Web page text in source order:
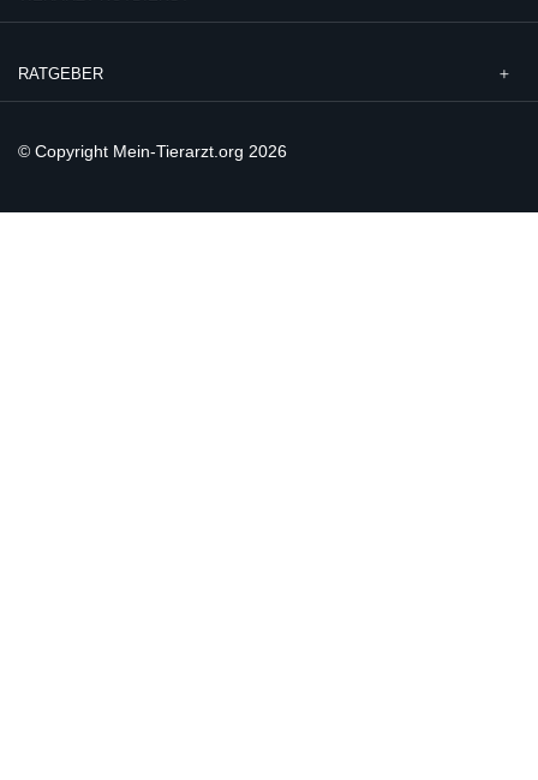
RATGEBER
© Copyright Mein-Tierarzt.org 2026